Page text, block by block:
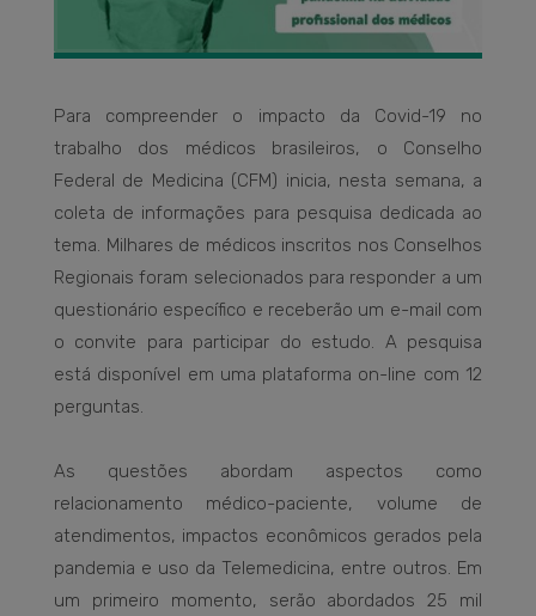
Para compreender o impacto da Covid-19 no
trabalho dos médicos brasileiros, o Conselho
Federal de Medicina (CFM) inicia, nesta semana, a
coleta de informações para pesquisa dedicada ao
tema. Milhares de médicos inscritos nos Conselhos
Regionais foram selecionados para responder a um
questionário específico e receberão um e-mail com
o convite para participar do estudo. A pesquisa
está disponível em uma plataforma on-line com 12
perguntas.
As questões abordam aspectos como
relacionamento médico-paciente, volume de
atendimentos, impactos econômicos gerados pela
pandemia e uso da Telemedicina, entre outros. Em
um primeiro momento, serão abordados 25 mil